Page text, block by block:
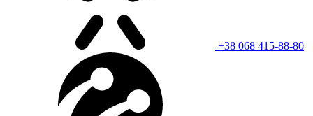
+38 068 415-88-80